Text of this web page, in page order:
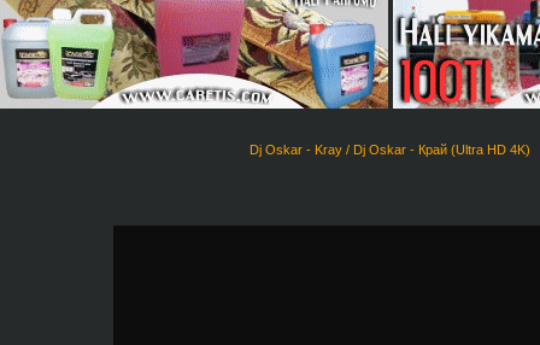
Dj Oskar - Kray / Dj Oskar - Край (Ultra HD 4K)